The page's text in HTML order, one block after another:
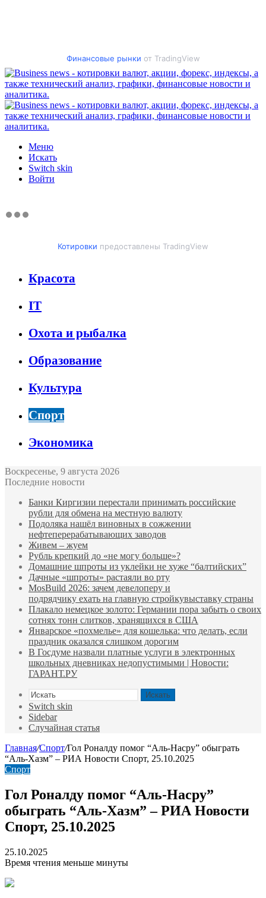
Финансовые рынки от TradingView
Меню
Искать
Switch skin
Войти
Котировки предоставлены TradingView
Красота
IT
Охота и рыбалка
Образование
Культура
Спорт
Экономика
Воскресенье, 9 августа 2026
Последние новости
Банки Киргизии перестали принимать российские
рубли для обмена на местную валюту
Подоляка нашёл виновных в сожжении
нефтеперерабатывающих заводов
Живем – жуем
Рубль крепкий до «не могу больше»?
Домашние шпроты из уклейки не хуже “балтийских”
Дачные «шпроты» растаяли во рту
MosBuild 2026: зачем девелоперу и
подрядчиĸу ехать на главную стройĸувыставĸу страны
Плакало немецкое золото: Германии пора забыть о своих
сотнях тонн слитков, хранящихся в США
Январское «похмелье» для кошелька: что делать, если
праздник оказался слишком дорогим
В Госдуме назвали платные услуги в электронных
школьных дневниках недопустимыми | Новости:
ГАРАНТ.РУ
Искать
Switch skin
Sidebar
Случайная статья
Главная/Спорт/Гол Роналду помог “Аль-Насру” обыграть
“Аль-Хазм” – РИА Новости Спорт, 25.10.2025
Спорт
Гол Роналду помог “Аль-Насру”
обыграть “Аль-Хазм” – РИА Новости
Спорт, 25.10.2025
25.10.2025
Время чтения меньше минуты